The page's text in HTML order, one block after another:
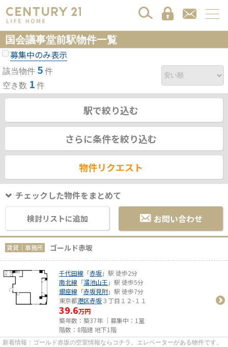
国会議事堂前駅物件一覧
募集中のみ表示
該当物件 5 件
空き数 1 件
駅で絞り込む
さらに条件を絞り込む
物件リクエスト
チェックした物件をまとめて
検討リストに追加 お問い合わせ
賃貸｜事務所 ゴールド赤坂
千代田線 「赤坂」駅 徒歩2分
南北線 「溜池山王 」駅 徒歩5分
銀座線 「赤坂見附」駅 徒歩7分
東京都港区赤坂３丁目１２-１１
39.6万円
築年数：築37年 ｜募集中： 1室
階数：8階建 地下1階
新着情報：ゴールド赤坂の空室情報ならコチラ。エレベーターがある物件です。